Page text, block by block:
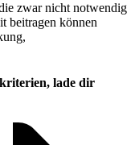
zwar nicht notwendig
beitragen können
lade dir